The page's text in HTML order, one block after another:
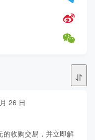
26 日
的收购交易，并立即解